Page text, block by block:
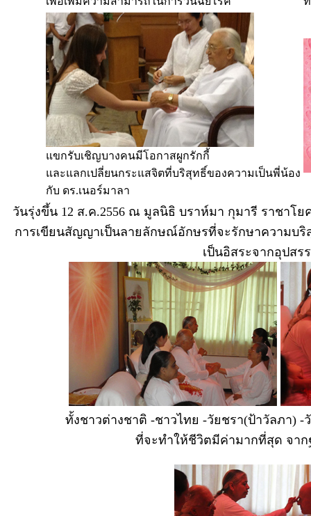
แขกรับเชิญบางคนมีโอกาสผูกรักกี้
และแลกเปลี่ยนกระแสจิตที่บริสุทธิ์ของความเป็นพี่น้อง
กับ ดร.เนอร์มาลา
วันรุ่งขึ้น 12 ส.ค.2556 ณ มูลนิธิ บราห์มา กุมารี ราชา
การเขียนสัญญาเป็นลายลักษณ์อักษรที่จะรักษาความบ
เป็นอิสระจากอุปสร
ทั้งชาวต่างชาติ -ชาวไทย -วัยชรา(ป้าวัลภา)
ที่จะทำให้ชีวิตมีค่ามากที่สุด จา